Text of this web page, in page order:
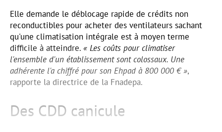
Elle demande le déblocage rapide de crédits non
reconductibles pour acheter des ventilateurs sachant
qu'une climatisation intégrale est à moyen terme
difficile à atteindre. « Les coûts pour climatiser
l'ensemble d'un établissement sont colossaux. Une
adhérente l'a chiffré pour son Ehpad à 800 000 € »,
rapporte la directrice de la Fnadepa.
Des CDD canicule